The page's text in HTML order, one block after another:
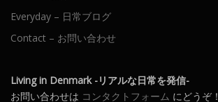
Everyday – 日常ブログ
Contact – お問い合わせ
Living in Denmark -リアルな日常を発信-
お問い合わせは コンタクトフォーム にどうぞ！